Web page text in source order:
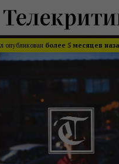
опубликован более 5 месяцев